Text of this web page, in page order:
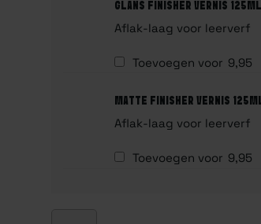
GLANS FINISHER VERNIS
Aflak-laag voor leerverf
Toevoegen voor 9,95
MATTE FINISHER VERNIS
Aflak-laag voor leerverf
Toevoegen voor 9,95